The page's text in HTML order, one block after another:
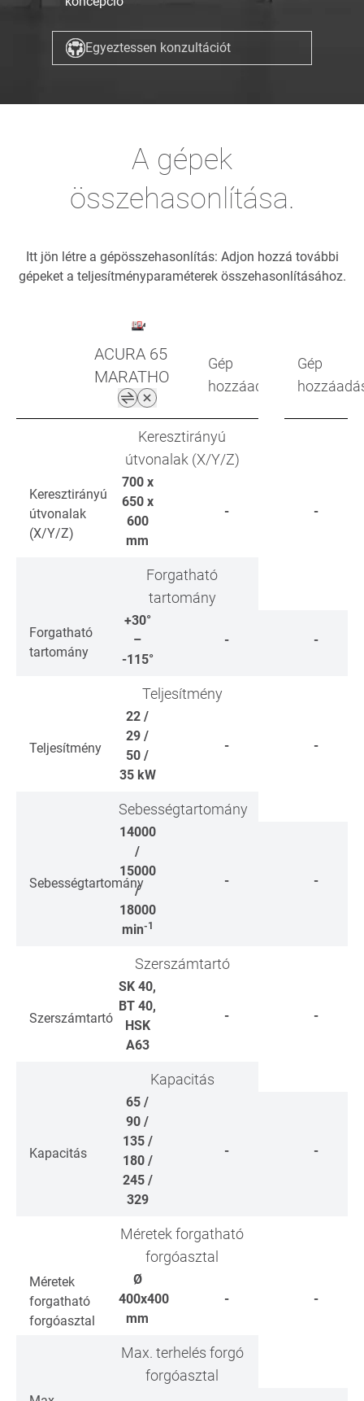
Egyeztessen konzultációt
A gépek
összehasonlítása.
Itt jön létre a gépösszehasonlítás: Adjon hozzá további
gépeket a teljesítményparaméterek összehasonlításához.
ACURA 65
MARATHON
Gép
hozzáadása
Gép
Keresztirányú
útvonalak (X/Y/Z)
Keresztirányú
útvonalak
(X/Y/Z)
700 x
650 x
600
mm
- -
Forgatható
tartomány
Forgatható
tartomány
+30°
–
-115°
- -
Teljesítmény
Teljesítmény
22 /
29 /
50 /
35 kW
- -
Sebességtartomány
Sebességtartomány
14000
/
15000
/
18000
min-1
- -
Szerszámtartó
Szerszámtartó
SK 40,
BT 40,
HSK
A63
- -
Kapacitás
Kapacitás
65 /
90 /
135 /
180 /
245 /
329
- -
Méretek forgatható
forgóasztal
Méretek
forgatható
forgóasztal
Ø
400x400
mm
- -
Max. terhelés forgó
forgóasztal